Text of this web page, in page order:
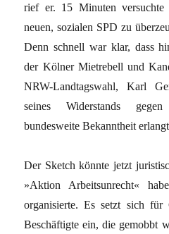
rief er. 15 Minuten
neuen, sozialen SPD zu
Denn schnell war klar, dass
der Kölner Mietrebell und
NRW-Landtagswahl, Karl
seines Widerstands
bundesweite Bekanntheit
Der Sketch könnte jetzt
»Aktion Arbeitsunrecht«
organisierte. Es setzt sich für
Beschäftigte ein, die gemobbt